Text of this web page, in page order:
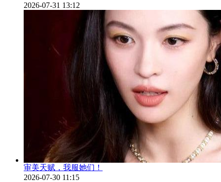
2026-07-31 13:12
审美天赋，我服她们！
2026-07-30 11:15